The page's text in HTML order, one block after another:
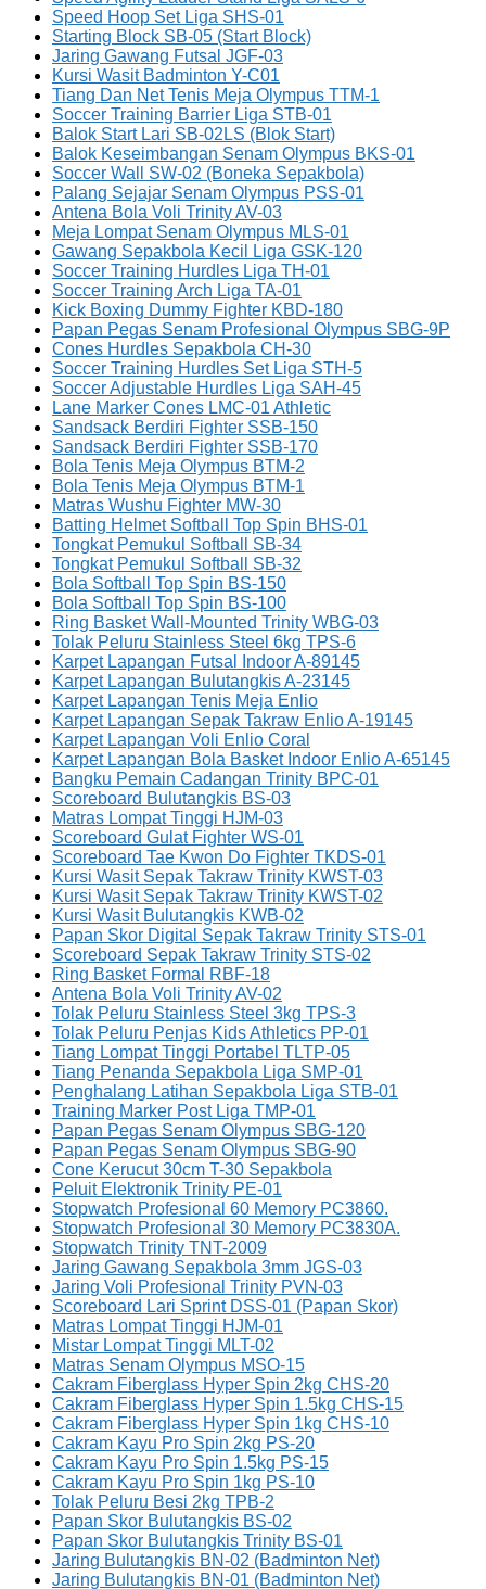
Speed Hoop Set Liga SHS-01
Starting Block SB-05 (Start Block)
Jaring Gawang Futsal JGF-03
Kursi Wasit Badminton Y-C01
Tiang Dan Net Tenis Meja Olympus TTM-1
Soccer Training Barrier Liga STB-01
Balok Start Lari SB-02LS (Blok Start)
Balok Keseimbangan Senam Olympus BKS-01
Soccer Wall SW-02 (Boneka Sepakbola)
Palang Sejajar Senam Olympus PSS-01
Antena Bola Voli Trinity AV-03
Meja Lompat Senam Olympus MLS-01
Gawang Sepakbola Kecil Liga GSK-120
Soccer Training Hurdles Liga TH-01
Soccer Training Arch Liga TA-01
Kick Boxing Dummy Fighter KBD-180
Papan Pegas Senam Profesional Olympus SBG-9P
Cones Hurdles Sepakbola CH-30
Soccer Training Hurdles Set Liga STH-5
Soccer Adjustable Hurdles Liga SAH-45
Lane Marker Cones LMC-01 Athletic
Sandsack Berdiri Fighter SSB-150
Sandsack Berdiri Fighter SSB-170
Bola Tenis Meja Olympus BTM-2
Bola Tenis Meja Olympus BTM-1
Matras Wushu Fighter MW-30
Batting Helmet Softball Top Spin BHS-01
Tongkat Pemukul Softball SB-34
Tongkat Pemukul Softball SB-32
Bola Softball Top Spin BS-150
Bola Softball Top Spin BS-100
Ring Basket Wall-Mounted Trinity WBG-03
Tolak Peluru Stainless Steel 6kg TPS-6
Karpet Lapangan Futsal Indoor A-89145
Karpet Lapangan Bulutangkis A-23145
Karpet Lapangan Tenis Meja Enlio
Karpet Lapangan Sepak Takraw Enlio A-19145
Karpet Lapangan Voli Enlio Coral
Karpet Lapangan Bola Basket Indoor Enlio A-65145
Bangku Pemain Cadangan Trinity BPC-01
Scoreboard Bulutangkis BS-03
Matras Lompat Tinggi HJM-03
Scoreboard Gulat Fighter WS-01
Scoreboard Tae Kwon Do Fighter TKDS-01
Kursi Wasit Sepak Takraw Trinity KWST-03
Kursi Wasit Sepak Takraw Trinity KWST-02
Kursi Wasit Bulutangkis KWB-02
Papan Skor Digital Sepak Takraw Trinity STS-01
Scoreboard Sepak Takraw Trinity STS-02
Ring Basket Formal RBF-18
Antena Bola Voli Trinity AV-02
Tolak Peluru Stainless Steel 3kg TPS-3
Tolak Peluru Penjas Kids Athletics PP-01
Tiang Lompat Tinggi Portabel TLTP-05
Tiang Penanda Sepakbola Liga SMP-01
Penghalang Latihan Sepakbola Liga STB-01
Training Marker Post Liga TMP-01
Papan Pegas Senam Olympus SBG-120
Papan Pegas Senam Olympus SBG-90
Cone Kerucut 30cm T-30 Sepakbola
Peluit Elektronik Trinity PE-01
Stopwatch Profesional 60 Memory PC3860.
Stopwatch Profesional 30 Memory PC3830A.
Stopwatch Trinity TNT-2009
Jaring Gawang Sepakbola 3mm JGS-03
Jaring Voli Profesional Trinity PVN-03
Scoreboard Lari Sprint DSS-01 (Papan Skor)
Matras Lompat Tinggi HJM-01
Mistar Lompat Tinggi MLT-02
Matras Senam Olympus MSO-15
Cakram Fiberglass Hyper Spin 2kg CHS-20
Cakram Fiberglass Hyper Spin 1.5kg CHS-15
Cakram Fiberglass Hyper Spin 1kg CHS-10
Cakram Kayu Pro Spin 2kg PS-20
Cakram Kayu Pro Spin 1.5kg PS-15
Cakram Kayu Pro Spin 1kg PS-10
Tolak Peluru Besi 2kg TPB-2
Papan Skor Bulutangkis BS-02
Papan Skor Bulutangkis Trinity BS-01
Jaring Bulutangkis BN-02 (Badminton Net)
Jaring Bulutangkis BN-01 (Badminton Net)